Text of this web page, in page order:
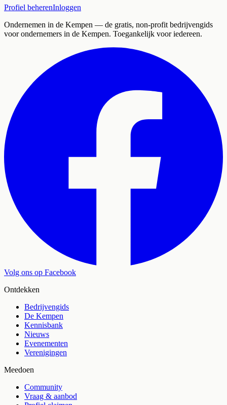
Profiel beherenInloggen
Ondernemen in de Kempen — de gratis, non-profit bedrijvengids
voor ondernemers in de Kempen. Toegankelijk voor iedereen.
Volg ons op Facebook
Ontdekken
Bedrijvengids
De Kempen
Kennisbank
Nieuws
Evenementen
Verenigingen
Meedoen
Community
Vraag & aanbod